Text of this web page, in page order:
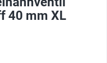
40 mm XL